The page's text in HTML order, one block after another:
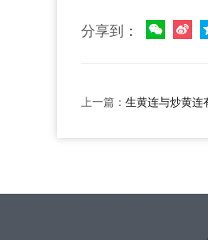
分享到：
上一篇： 生黄连与炒黄连